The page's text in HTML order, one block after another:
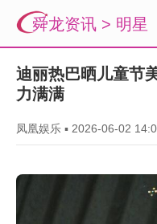
舜龙资讯 > 明星
迪丽热巴晒儿童节
力满满
凤凰娱乐 ▪ 2026-06-02